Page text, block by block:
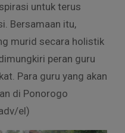
untuk terus
Bersamaan itu,
murid secara holistik
peran guru
Para guru yang akan
di Ponorogo
el)